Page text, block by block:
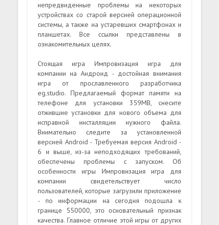
непредвиденные проблемы на некоторых
устройствах со старой версией операционной
системы, а также на устаревших смартфонах и
планшетах. Все ссылки представлены в
ознакомительных целях.
Стоящая игра Импровизация игра для
компании на Андроид - достойная внимания
игра от прославленного разработчика
eg.studio. Предлагаемый формат памяти на
телефоне для установки 359MB, снесите
отжившие установки для нового объема для
исправной инсталляции нужного файла.
Внимательно следите за установленной
версией Android - Требуемая версия Android -
6 и выше, из-за неподходящих требований,
обеспечены проблемы с запуском. Об
особенности игры Импровизация игра для
компании свидетельствует число
пользователей, которые загрузили приложение
- по информации на сегодня подошла к
границе 550000, это основательный признак
качества. Главное отличие этой игры от других